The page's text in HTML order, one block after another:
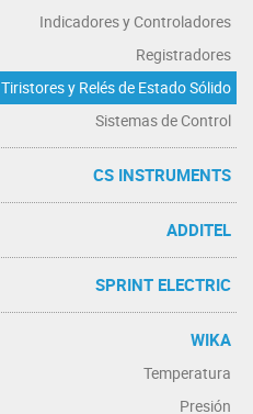
Indicadores y Controladores
Registradores
Tiristores y Relés de Estado Sólido
Sistemas de Control
CS INSTRUMENTS
ADDITEL
SPRINT ELECTRIC
WIKA
Temperatura
Presión